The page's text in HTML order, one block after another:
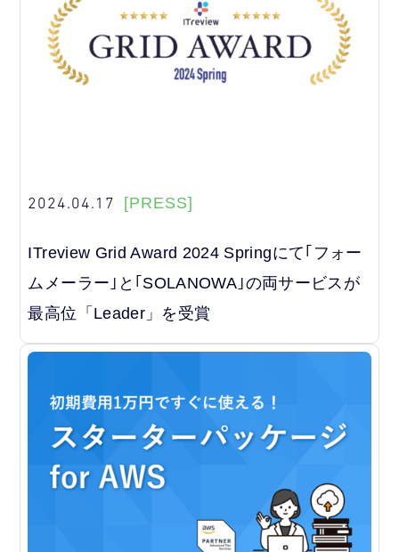
2024.04.17 [PRESS]
ITreview Grid Award 2024 Springにて｢フォー
ムメーラー｣と｢SOLANOWA｣の両サービスが
最高位「Leader」を受賞